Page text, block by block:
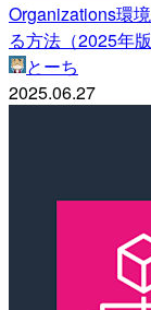
Organizations環
る方法（2025年版
とーち
2025.06.27